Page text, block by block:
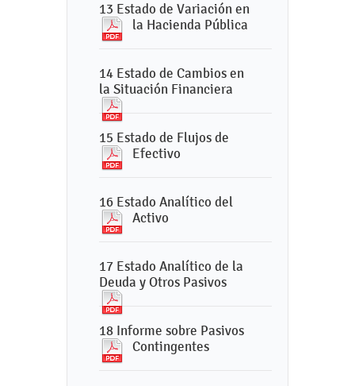
13 Estado de Variación en
la Hacienda Pública
14 Estado de Cambios en
la Situación Financiera
15 Estado de Flujos de
Efectivo
16 Estado Analítico del
Activo
17 Estado Analítico de la
Deuda y Otros Pasivos
18 Informe sobre Pasivos
Contingentes